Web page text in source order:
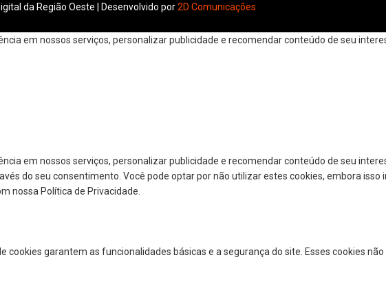
da Região Oeste | Desenvolvido por2D Comunicações
em nossos serviços, personalizar publicidade e recomendar conteúdo de seu
em nossos serviços, personalizar publicidade e recomendar conteúdo de seu
do seu consentimento. Você pode optar por não utilizar estes cookies, embora isso
nossa Política de Privacidade.
garantem as funcionalidades básicas e a segurança do site. Esses cookies